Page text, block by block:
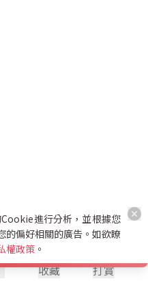
收藏 打賞
進行分析，並根據您
的偏好相關的廣告。如欲瞭
權政策 。